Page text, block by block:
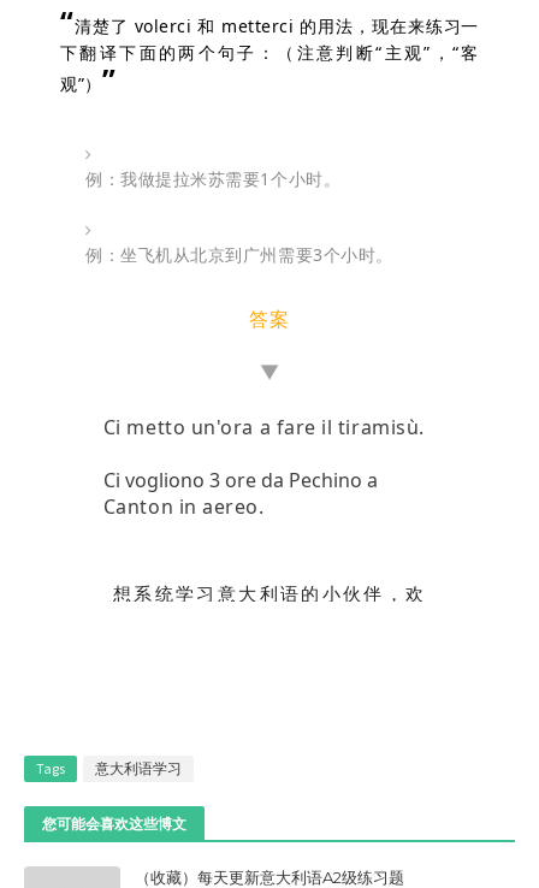
“清楚了 volerci 和 metterci 的用法，现在来练习一
下翻译下面的两个句子：
（注意判断“主观”，“客
观”） ”
例：我做提拉米苏需要1个小时。
例：坐飞机从北京到广州需要3个小时。
答案
▼
Ci metto un'ora a fare il tiramisù.
Ci vogliono 3 ore da Pechino a
Canton in aereo.
想系统学习意大利语的小伙伴，欢
帮小伙伴们轻松入门。
课程咨询请添加
Tags 意大利语学习
您可能会喜欢这些博文
（收藏）每天更新意大利语A2级练习题